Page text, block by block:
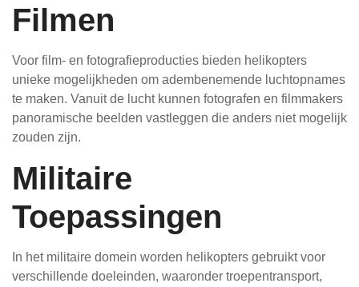
Filmen
Voor film- en fotografieproducties bieden helikopters
unieke mogelijkheden om adembenemende luchtopnames
te maken. Vanuit de lucht kunnen fotografen en filmmakers
panoramische beelden vastleggen die anders niet mogelijk
zouden zijn.
Militaire
Toepassingen
In het militaire domein worden helikopters gebruikt voor
verschillende doeleinden, waaronder troepentransport,